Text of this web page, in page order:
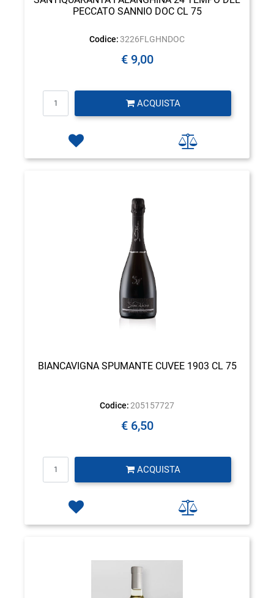
PECCATO SANNIO DOC CL 75
Codice: 3226FLGHNDOC
€ 9,00
ACQUISTA
BIANCAVIGNA SPUMANTE CUVEE 1903 CL 75
Codice: 205157727
€ 6,50
ACQUISTA